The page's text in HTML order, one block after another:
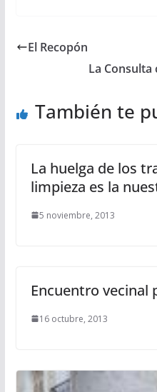
El Recopón
La Consulta
También te
La huelga de los
limpieza es la
5 noviembre, 2013
Encuentro vecinal
16 octubre, 2013